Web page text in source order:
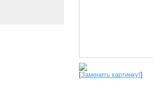
[Заменить картинку!]